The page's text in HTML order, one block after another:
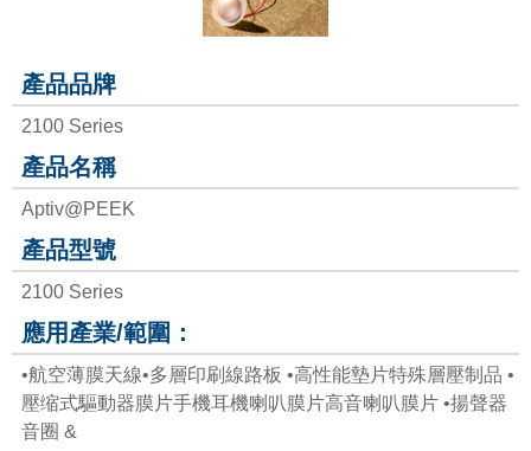
PEEK FILMS
APTIV 1000 Series
APTIV 2000 Series
APTIV 2100 Series
FERROFLUID
MAGNETIC BEADS
產品品牌
2100 Series
產品名稱
Aptiv@PEEK
產品型號
2100 Series
應用產業/範圍：
•航空薄膜天線•多層印刷線路板 •高性能墊片特殊層壓制品 •
壓缩式驅動器膜片手機耳機喇叭膜片高音喇叭膜片 •揚聲器
音圈 &